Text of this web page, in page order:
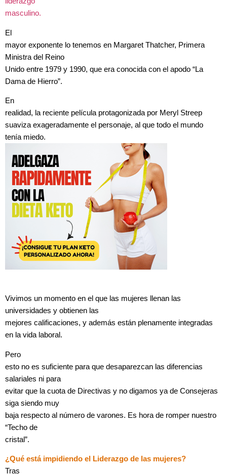
masculino.
El
mayor exponente lo tenemos en Margaret Thatcher, Primera
Ministra del Reino
Unido entre 1979 y 1990, que era conocida con el apodo “La
Dama de Hierro”.
En
realidad, la reciente película protagonizada por Meryl Streep
suaviza exageradamente el personaje, al que todo el mundo
tenía miedo.
Vivimos un momento en el que las mujeres llenan las
universidades y obtienen las
mejores calificaciones, y además están plenamente integradas
en la vida laboral.
Pero
esto no es suficiente para que desaparezcan las diferencias
salariales ni para
evitar que la cuota de Directivas y no digamos ya de Consejeras
siga siendo muy
baja respecto al número de varones. Es hora de romper nuestro
“Techo de
cristal”.
¿Qué está impidiendo el Liderazgo de las mujeres?
Tras